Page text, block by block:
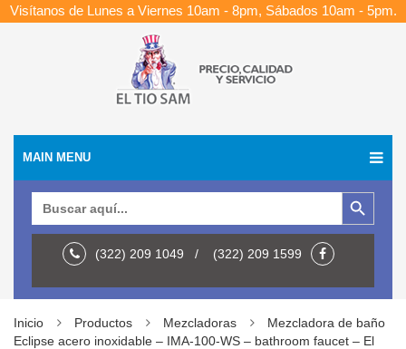
Visítanos de Lunes a Viernes 10am - 8pm, Sábados 10am - 5pm.
MAIN MENU
Botón de búsqueda
(322) 209 1049 / (322) 209 1599
Inicio Productos Mezcladoras
Mezcladora de baño
Eclipse acero inoxidable – IMA-100-WS – bathroom faucet – El